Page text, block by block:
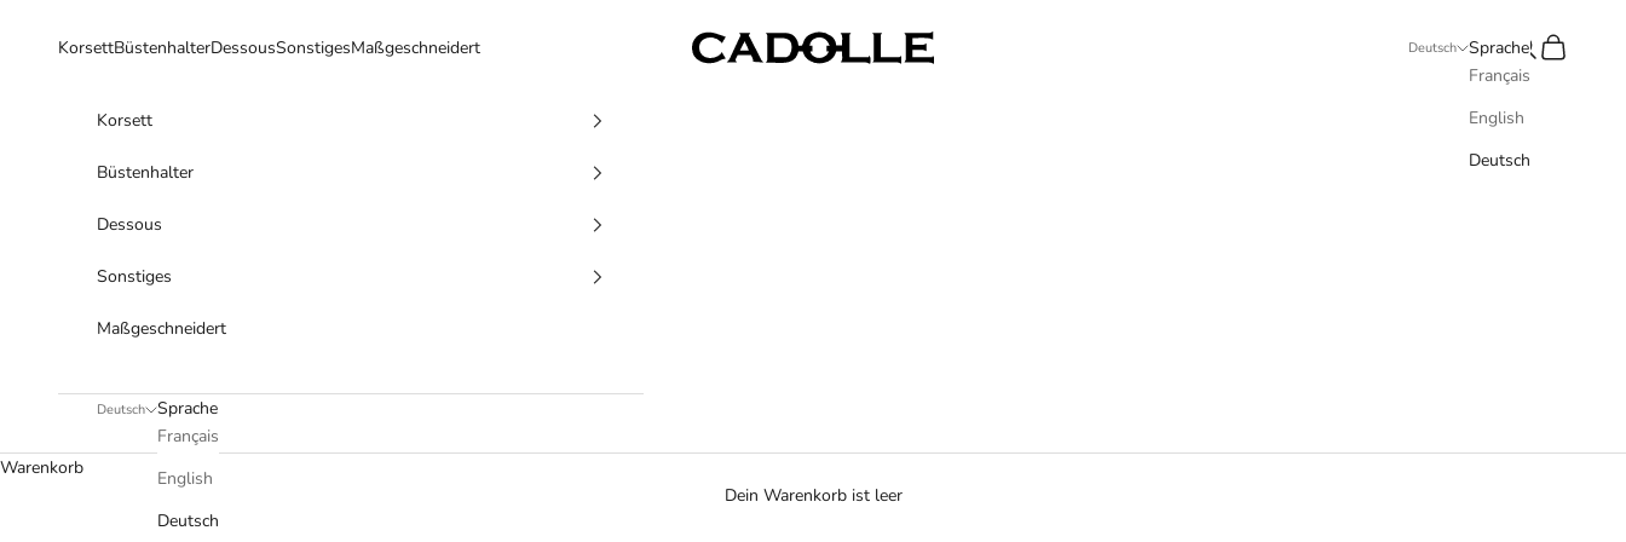
Cadolle
KorsettBüstenhalterDessousSonstigesMaßgeschneidert Deutsch
Sprache
Français
English
Deutsch
SuchenWarenkorb
Korsett
Büstenhalter
Dessous
Sonstiges
Maßgeschneidert
Deutsch
Sprache
Français
English
Deutsch
Warenkorb
Dein Warenkorb ist leer